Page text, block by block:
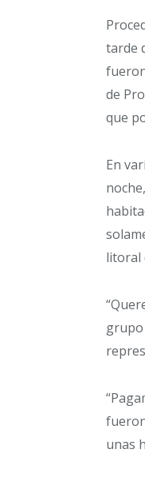
tarde
de
que
En
litoral
grupo
unas